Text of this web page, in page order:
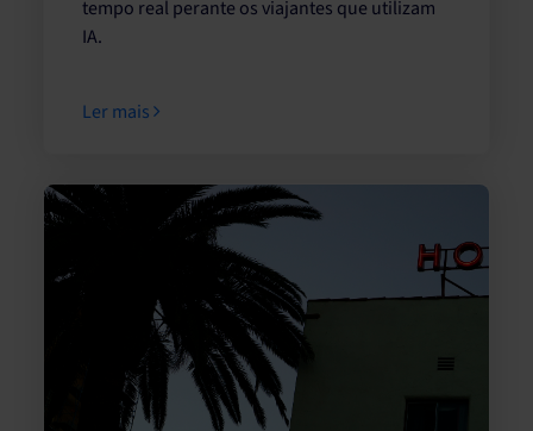
tempo real perante os viajantes que utilizam
IA.
Ler mais